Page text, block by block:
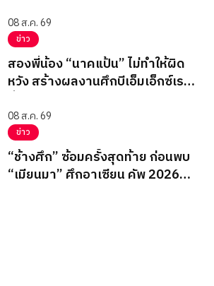
08 ส.ค. 69
ข่าว
สองพี่น้อง “นาคแป้น” ไม่ทำให้ผิด
หวัง สร้างผลงานศึกบีเอ็มเอ็กซ์เรซ
08 ส.ค. 69
ข่าว
“ช้างศึก” ซ้อมครั้งสุดท้าย ก่อนพบ
“เมียนมา” ศึกอาเซียน คัพ 2026